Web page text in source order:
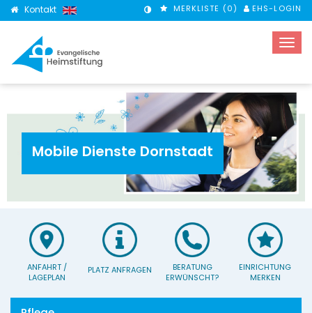
Kontakt
KONTRASTMODUS
MERKLISTE (0) EHS-LOGIN
Mobile Dienste Dornstadt
ANFAHRT /
LAGEPLAN
PLATZ ANFRAGEN
BERATUNG
ERWÜNSCHT?
EINRICHTUNG
MERKEN